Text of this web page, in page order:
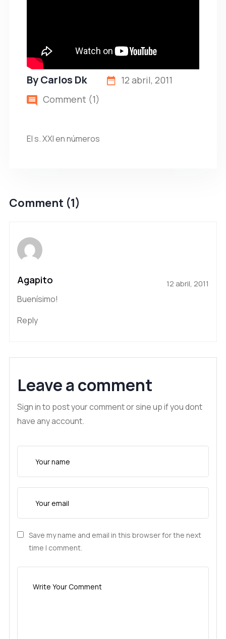
ByCarlos Dk
12 abril, 2011
Comment (1)
El s. XXI en números
Comment (1)
Agapito 12 abril, 2011
Buenísimo!
Reply
Leave a comment
Sign in to post your comment or sine up if you dont
have any account.
Save my name and email in this browser for the next
time I comment.